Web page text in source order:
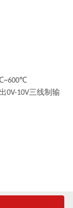
~600℃
0V-10V三线制输